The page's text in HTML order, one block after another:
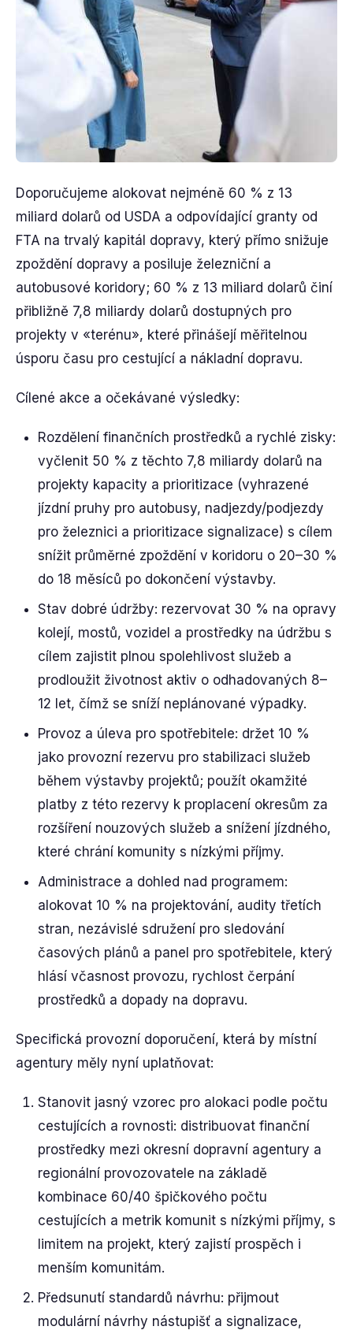
Doporučujeme alokovat nejméně 60 % z 13
miliard dolarů od USDA a odpovídající granty od
FTA na trvalý kapitál dopravy, který přímo snižuje
zpoždění dopravy a posiluje železniční a
autobusové koridory; 60 % z 13 miliard dolarů činí
přibližně 7,8 miliardy dolarů dostupných pro
projekty v «terénu», které přinášejí měřitelnou
úsporu času pro cestující a nákladní dopravu.
Cílené akce a očekávané výsledky:
Rozdělení finančních prostředků a rychlé zisky:
vyčlenit 50 % z těchto 7,8 miliardy dolarů na
projekty kapacity a prioritizace (vyhrazené
jízdní pruhy pro autobusy, nadjezdy/podjezdy
pro železnici a prioritizace signalizace) s cílem
snížit průměrné zpoždění v koridoru o 20–30 %
do 18 měsíců po dokončení výstavby.
Stav dobré údržby: rezervovat 30 % na opravy
kolejí, mostů, vozidel a prostředky na údržbu s
cílem zajistit plnou spolehlivost služeb a
prodloužit životnost aktiv o odhadovaných 8–
12 let, čímž se sníží neplánované výpadky.
Provoz a úleva pro spotřebitele: držet 10 %
jako provozní rezervu pro stabilizaci služeb
během výstavby projektů; použít okamžité
platby z této rezervy k proplacení okresům za
rozšíření nouzových služeb a snížení jízdného,
které chrání komunity s nízkými příjmy.
Administrace a dohled nad programem:
alokovat 10 % na projektování, audity třetích
stran, nezávislé sdružení pro sledování
časových plánů a panel pro spotřebitele, který
hlásí včasnost provozu, rychlost čerpání
prostředků a dopady na dopravu.
Specifická provozní doporučení, která by místní
agentury měly nyní uplatňovat:
Stanovit jasný vzorec pro alokaci podle počtu
cestujících a rovnosti: distribuovat finanční
prostředky mezi okresní dopravní agentury a
regionální provozovatele na základě
kombinace 60/40 špičkového počtu
cestujících a metrik komunit s nízkými příjmy, s
limitem na projekt, který zajistí prospěch i
menším komunitám.
Předsunutí standardů návrhu: přijmout
modulární návrhy nástupišť a signalizace,